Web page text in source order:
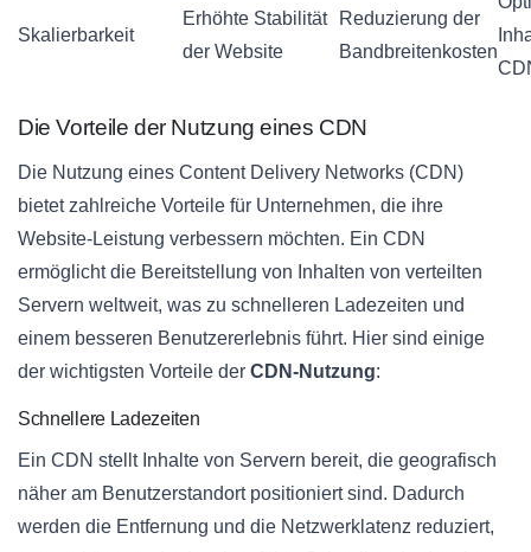
Skalierbarkeit
Erhöhte Stabilität
der Website
Reduzierung der
Bandbreitenkosten
Die Vorteile der Nutzung eines CDN
Die Nutzung eines Content Delivery Networks (CDN)
bietet zahlreiche Vorteile für Unternehmen, die ihre
Website-Leistung verbessern möchten. Ein CDN
ermöglicht die Bereitstellung von Inhalten von verteilten
Servern weltweit, was zu schnelleren Ladezeiten und
einem besseren Benutzererlebnis führt. Hier sind einige
der wichtigsten Vorteile der CDN-Nutzung:
Schnellere Ladezeiten
Ein CDN stellt Inhalte von Servern bereit, die geografisch
näher am Benutzerstandort positioniert sind. Dadurch
werden die Entfernung und die Netzwerklatenz reduziert,